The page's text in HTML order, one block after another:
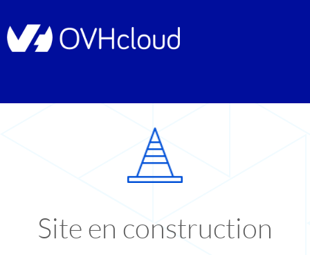
Site en construction